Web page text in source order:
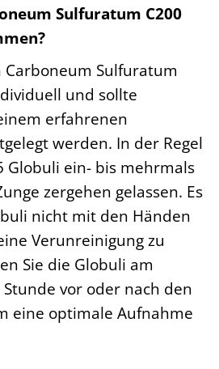
Sulfuratum C200
Carboneum Sulfuratum
und sollte
erfahrenen
werden. In der Regel
Globuli ein- bis mehrmals
zergehen gelassen. Es
nicht mit den Händen
Verunreinigung zu
Sie die Globuli am
vor oder nach den
eine optimale Aufnahme